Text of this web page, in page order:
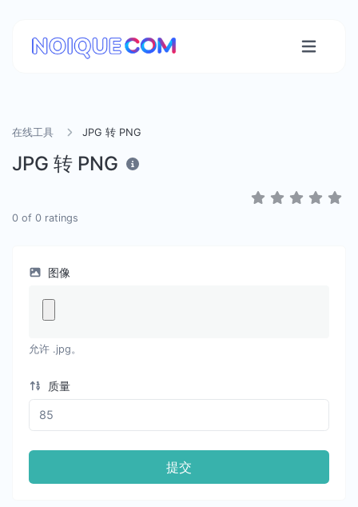
在线工具 JPG 转 PNG
JPG 转 PNG
0 of 0 ratings
图像
允许 .jpg。
质量
提交